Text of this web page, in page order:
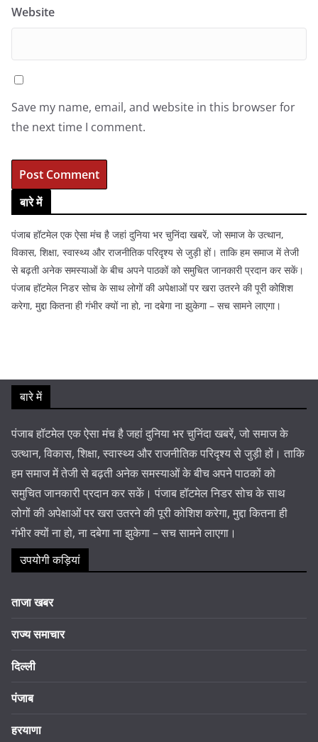
Website
Save my name, email, and website in this browser for
the next time I comment.
बारे में
पंजाब हॉटमेल एक ऐसा मंच है जहां दुनिया भर चुनिंदा खबरें, जो समाज के उत्थान,
विकास, शिक्षा, स्वास्थ्य और राजनीतिक परिदृश्य से जुड़ी हों। ताकि हम समाज में तेजी
से बढ़ती अनेक समस्याओं के बीच अपने पाठकों को समुचित जानकारी प्रदान कर सकें।
पंजाब हॉटमेल निडर सोच के साथ लोगों की अपेक्षाओं पर खरा उतरने की पूरी कोशिश
करेगा, मुद्दा कितना ही गंभीर क्यों ना हो, ना दबेगा ना झुकेगा – सच सामने लाएगा।
बारे में
पंजाब हॉटमेल एक ऐसा मंच है जहां दुनिया भर चुनिंदा खबरें, जो समाज के
उत्थान, विकास, शिक्षा, स्वास्थ्य और राजनीतिक परिदृश्य से जुड़ी हों। ताकि
हम समाज में तेजी से बढ़ती अनेक समस्याओं के बीच अपने पाठकों को
समुचित जानकारी प्रदान कर सकें। पंजाब हॉटमेल निडर सोच के साथ
लोगों की अपेक्षाओं पर खरा उतरने की पूरी कोशिश करेगा, मुद्दा कितना ही
गंभीर क्यों ना हो, ना दबेगा ना झुकेगा – सच सामने लाएगा।
उपयोगी कड़ियां
ताजा खबर
राज्य समाचार
दिल्ली
पंजाब
हरयाणा